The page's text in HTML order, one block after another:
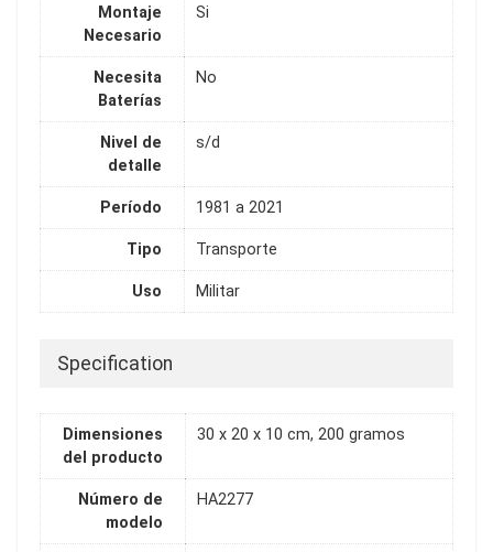
Montaje
Necesario
Si
Necesita
Baterías
No
Nivel de
detalle
s/d
Período 1981 a 2021
Tipo Transporte
Uso Militar
Specification
Dimensiones
del producto
30 x 20 x 10 cm, 200 gramos
Número de
modelo
HA2277